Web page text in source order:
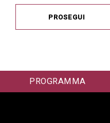
PROSEGUI
PROGRAMMA